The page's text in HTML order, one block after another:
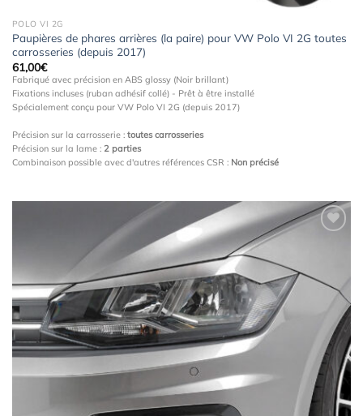
POLO VI 2G
Paupières de phares arrières (la paire) pour VW Polo VI 2G toutes
carrosseries (depuis 2017)
61,00€
Fabriqué avec précision en ABS glossy (Noir brillant)
Fixations incluses (ruban adhésif collé) - Prêt à être installé
Spécialement conçu pour VW Polo VI 2G (depuis 2017)
Précision sur la carrosserie : toutes carrosseries
Précision sur la lame : 2 parties
Combinaison possible avec d'autres références CSR : Non précisé
à la
wishlist